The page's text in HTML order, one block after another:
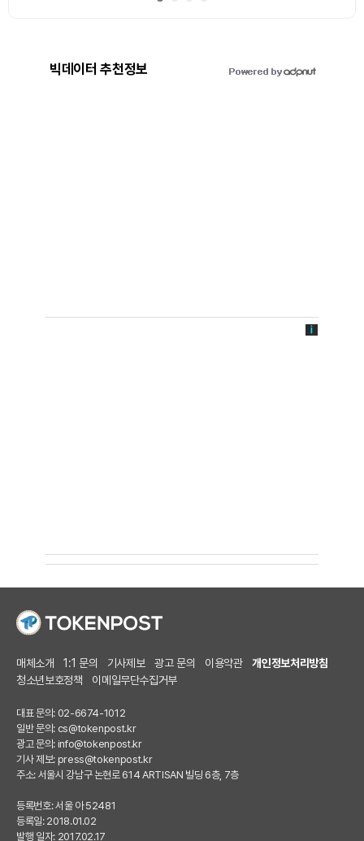
빅데이터 추천정보
매체소개 1:1 문의 기사제보 광고 문의 이용약관
개인정보처리방침
청소년보호정책
이메일무단수집거부
대표 문의: 02-6674-1012
일반 문의: cs@tokenpost.kr
광고 문의: info@tokenpost.kr
기사 제보: press@tokenpost.kr
주소: 서울시 강남구 논현로 614 ARTISAN 빌딩 6층, 7층
등록번호: 서울 아 52481
등록일: 2018.01.02
발행 일자: 2017.02.17